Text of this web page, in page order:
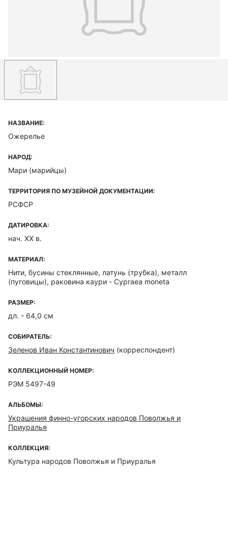
НАЗВАНИЕ:
Ожерелье
НАРОД:
Мари (марийцы)
ТЕРРИТОРИЯ ПО МУЗЕЙНОЙ ДОКУМЕНТАЦИИ:
РСФСР
ДАТИРОВКА:
нач. XX в.
МАТЕРИАЛ:
Нити, бусины стеклянные, латунь (трубка), металл
(пуговицы), раковина каури - Cypraea moneta
РАЗМЕР:
дл. - 64,0 см
СОБИРАТЕЛЬ:
Зеленов Иван Константинович (корреспондент)
КОЛЛЕКЦИОННЫЙ НОМЕР:
РЭМ 5497-49
АЛЬБОМЫ:
Украшения финно-угорских народов Поволжья и
Приуралья
КОЛЛЕКЦИЯ:
Культура народов Поволжья и Приуралья